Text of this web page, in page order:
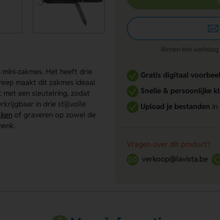
zakmes. Het heeft drie
maakt dit zakmes ideaal
een sleutelring, zodat
in drie stijlvolle
of graveren op zowel de
Binnen één
Gratis digitaal
Snelle & persoonlijke
Upload je bestanden
Vragen over dit product?
verkoop@lavista.be